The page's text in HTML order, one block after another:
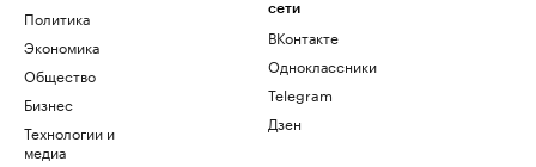
Политика
Экономика
Общество
Бизнес
Технологии и
медиа
сети
ВКонтакте
Одноклассники
Telegram
Дзен